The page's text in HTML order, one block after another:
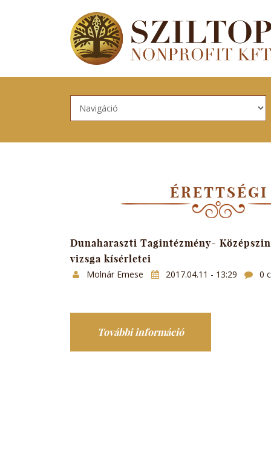
ÉRETTSÉGI
Dunaharaszti Tagintézmény-
vizsga kísérletei
Molnár Emese 2017.04.11 - 13:29 0
További információDunaharaszti